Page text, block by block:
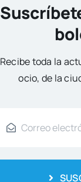
Reci­be toda la
ocio, de la